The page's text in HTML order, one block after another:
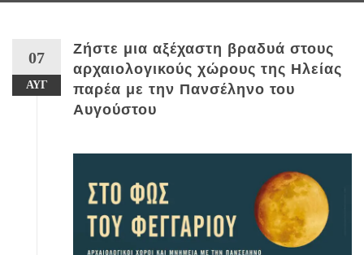
07
ΑΥΓ
Ζήστε μια αξέχαστη βραδυά στους
αρχαιολογικούς χώρους της Ηλείας
παρέα με την Πανσέληνο του
Αυγούστου